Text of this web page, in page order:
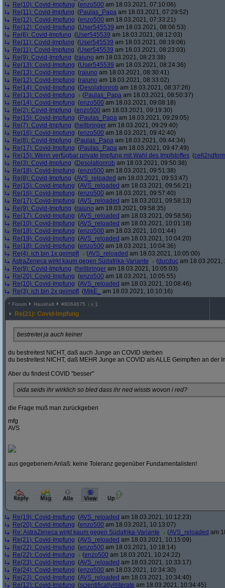
Re(10): Covid-Impfung (enzo500 am 18.03.2021, 07:10:06)
Re(11): Covid-Impfung (Paulas_Papa am 18.03.2021, 07:29:52)
Re(12): Covid-Impfung (enzo500 am 18.03.2021, 07:33:21)
Re(12): Covid-Impfung (User545539 am 18.03.2021, 08:06:53)
Re(6): Covid-Impfung (User545539 am 18.03.2021, 08:12:03)
Re(11): Covid-Impfung (User545539 am 18.03.2021, 08:19:06)
Re(11): Covid-Impfung (User545539 am 18.03.2021, 08:23:03)
Re(9): Covid-Impfung (raiuno am 18.03.2021, 08:23:38)
Re(13): Covid-Impfung (User545539 am 18.03.2021, 08:24:36)
Re(13): Covid-Impfung (raiuno am 18.03.2021, 08:30:41)
Re(12): Covid-Impfung (raiuno am 18.03.2021, 08:33:02)
Re(14): Covid-Impfung (Desolationrob am 18.03.2021, 08:37:26)
Re(13): Covid-Impfung
(Paulas_Papa am 18.03.2021, 08:50:37)
Re(14): Covid-Impfung (enzo500 am 18.03.2021, 09:08:18)
Re(2): Covid-Impfung (enzo500 am 18.03.2021, 09:19:30)
Re(15): Covid-Impfung (Paulas_Papa am 18.03.2021, 09:29:05)
Re(7): Covid-Impfung (hellbringer am 18.03.2021, 09:29:40)
Re(16): Covid-Impfung (enzo500 am 18.03.2021, 09:42:40)
Re(8): Covid-Impfung (Paulas_Papa am 18.03.2021, 09:44:34)
Re(17): Covid-Impfung (Paulas_Papa am 18.03.2021, 09:47:49)
Re(15): Wenn verfügbar private Impfung mit Wahl des Impfstoffes (
Re(3): Covid-Impfung (Desolationrob am 18.03.2021, 09:50:38)
Re(18): Covid-Impfung (enzo500 am 18.03.2021, 09:51:38)
Re(8): Covid-Impfung (AVS_reloaded am 18.03.2021, 09:53:47)
Re(15): Covid-Impfung (AVS_reloaded am 18.03.2021, 09:56:21)
Re(16): Covid-Impfung (enzo500 am 18.03.2021, 09:57:40)
Re(17): Covid-Impfung (AVS_reloaded am 18.03.2021, 09:58:13)
Re(9): Covid-Impfung (raiuno am 18.03.2021, 09:58:35)
Re(17): Covid-Impfung (AVS_reloaded am 18.03.2021, 09:58:56)
Re(10): Covid-Impfung (AVS_reloaded am 18.03.2021, 10:01:18)
Re(18): Covid-Impfung (enzo500 am 18.03.2021, 10:01:44)
Re(19): Covid-Impfung (AVS_reloaded am 18.03.2021, 10:04:20)
Re(18): Covid-Impfung (enzo500 am 18.03.2021, 10:04:36)
Re(4): ich bin 1x geimpft
(AVS_reloaded am 18.03.2021, 10:05:00)
AstraZeneca wirkt kaum gegen Südafrika-Variante
(ducduc am 18.03.2021,
Re(9): Covid-Impfung (hellbringer am 18.03.2021, 10:05:03)
Re(20): Covid-Impfung (enzo500 am 18.03.2021, 10:05:55)
Re(10): Covid-Impfung (AVS_reloaded am 18.03.2021, 10:08:46)
Re(3): ich bin 2x geimpft (MikE_ am 18.03.2021, 10:10:16)
^ Forum Haushalt #8064675 x 1
Re(21): Covid-Impfung
bestreitet ja auch keiner
du bestreitest NICHT, daß auch Junge an COVID sterben
du bestreitest NICHT, daß MEHR Junge an COVID als ALLE Geimpften an der
Aber du findest COVID "besser"
oida seids ihr wirklich so bled dass ihr ned wissts wovon i red?
die Frage muß man zurückgeben
mfg
AVS
aus gegebenem Anlaß: keine Toleranz gegenüber Fundamentalisten!
Re(19): Covid-Impfung (AVS_reloaded am 18.03.2021, 10:12:23)
Re(20): Covid-Impfung (enzo500 am 18.03.2021, 10:13:07)
Re: AstraZeneca wirkt kaum gegen Südafrika-Variante
(AVS_reloaded am
Re(21): Covid-Impfung (AVS_reloaded am 18.03.2021, 10:15:09)
Re(22): Covid-Impfung (enzo500 am 18.03.2021, 10:18:14)
Re(22): Covid-Impfung
(enzo500 am 18.03.2021, 10:24:22)
Re(23): Covid-Impfung (AVS_reloaded am 18.03.2021, 10:33:17)
Re(24): Covid-Impfung (enzo500 am 18.03.2021, 10:34:30)
Re(23): Covid-Impfung (AVS_reloaded am 18.03.2021, 10:34:40)
Re(12): Covid-Impfung (scientificallyilliterate am 18.03.2021, 10:34:45)